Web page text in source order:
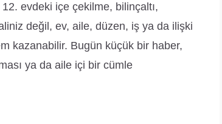
evdeki içe çekilme, bilinçaltı,
değil, ev, aile, düzen, iş ya da ilişki
kazanabilir. Bugün küçük bir haber,
ya da aile içi bir cümle